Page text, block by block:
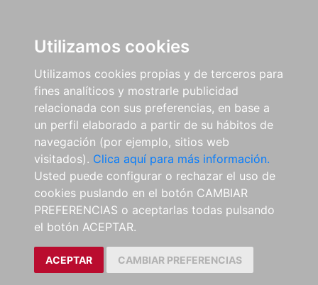
Utilizamos cookies
Utilizamos cookies propias y de terceros para
fines analíticos y mostrarle publicidad
relacionada con sus preferencias, en base a
un perfil elaborado a partir de su hábitos de
navegación (por ejemplo, sitios web
visitados). Clica aquí para más información.
Usted puede configurar o rechazar el uso de
cookies puslando en el botón CAMBIAR
PREFERENCIAS o aceptarlas todas pulsando
el botón ACEPTAR.
ACEPTAR CAMBIAR PREFERENCIAS